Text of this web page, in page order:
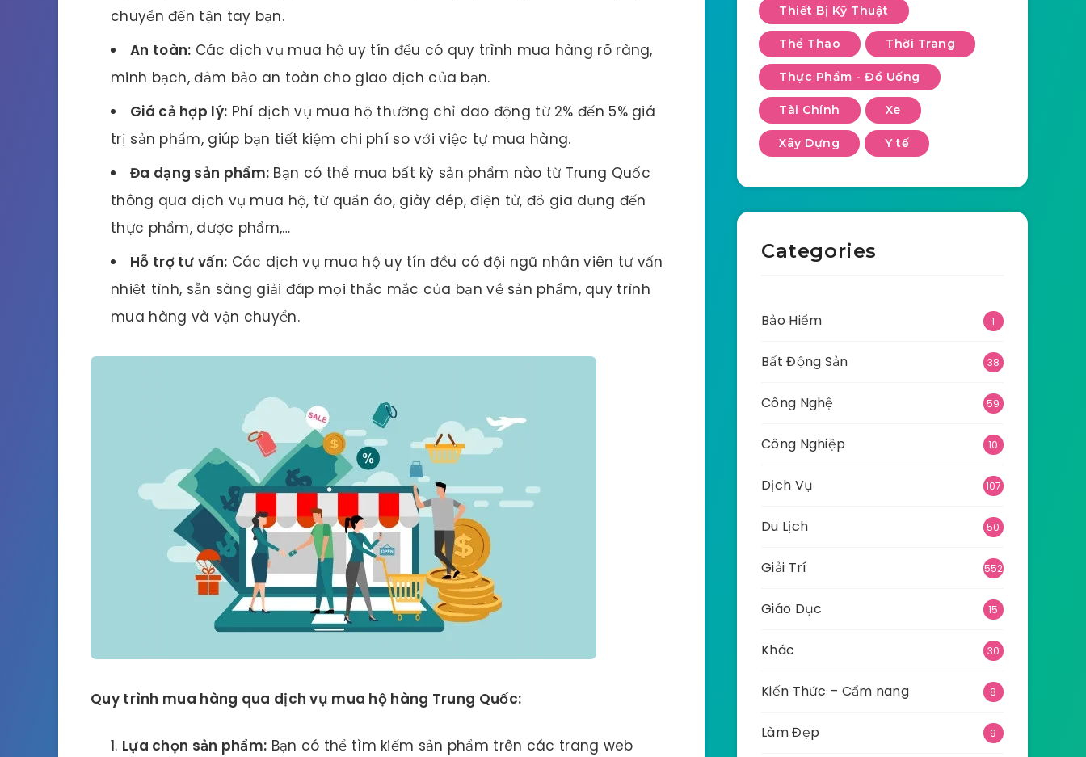
chuyển đến tận tay bạn.
An toàn: Các dịch vụ mua hộ uy tín đều có quy trình mua hàng rõ ràng,
minh bạch, đảm bảo an toàn cho giao dịch của bạn.
Giá cả hợp lý: Phí dịch vụ mua hộ thường chỉ dao động từ 2% đến 5% giá
trị sản phẩm, giúp bạn tiết kiệm chi phí so với việc tự mua hàng.
Đa dạng sản phẩm: Bạn có thể mua bất kỳ sản phẩm nào từ Trung Quốc
thông qua dịch vụ mua hộ, từ quần áo, giày dép, điện tử, đồ gia dụng đến
thực phẩm, dược phẩm,…
Hỗ trợ tư vấn: Các dịch vụ mua hộ uy tín đều có đội ngũ nhân viên tư vấn
nhiệt tình, sẵn sàng giải đáp mọi thắc mắc của bạn về sản phẩm, quy trình
mua hàng và vận chuyển.
Quy trình mua hàng qua dịch vụ mua hộ hàng Trung Quốc:
Lựa chọn sản phẩm: Bạn có thể tìm kiếm sản phẩm trên các trang web
Thiết Bị Kỹ Thuật
Thể Thao Thời Trang
Thực Phẩm - Đồ Uống
Tài Chính Xe
Xây Dựng Y tế
Categories
Bảo Hiểm 1
Bất Động Sản 38
Công Nghệ 59
Công Nghiệp 10
Dịch Vụ 107
Du Lịch 50
Giải Trí 552
Giáo Dục 15
Khác 30
Kiến Thức – Cẩm nang 8
Làm Đẹp 9